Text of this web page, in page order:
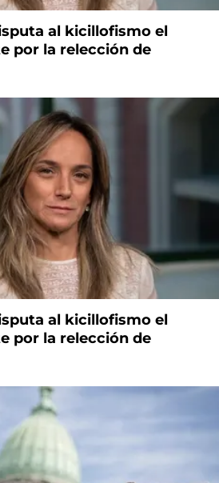
al kicillofismo el
por la relección de
al kicillofismo el
por la relección de